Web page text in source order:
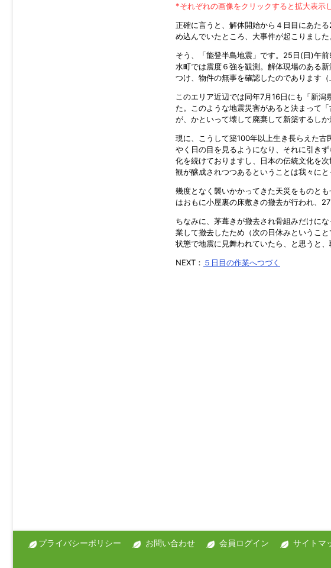
*それぞれの画像をクリックすると拡大表示
正確に言うと、解体開始から４日目にあた
め込んでいたところ、大事件が起こりました
そう、「能登半島地震」です。25日(日)午
水町では震度６強を観測。解体現場のある
つけ、物件の無事を確認したのであります
このエリア近辺では同年7月16日にも「新
た。このような地震災害があると決まって
が、かといって壊して廃棄して新築するし
現に、こうして築100年以上生き長らえた
やく日の目を見るようになり、それに引き
化を続けておりますし、日本の伝統文化を
観が醸成されつつあるということは我々に
幾度となく襲いかかってきた天災をものと
はおもに小屋裏の床敷きの撤去が行われ、
ちなみに、茅葺きが撤去され骨組みだけに
業して撤去したため（次の日休みというこ
状態で地震に見舞われていたら、と思うと
NEXT： ５日目の作業へつづく
プライバシーポリシー お問い合わせ 会員ログイン サイトマ